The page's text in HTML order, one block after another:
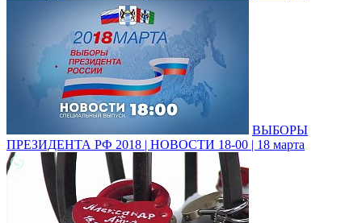
ВЫБОРЫ
ПРЕЗИДЕНТА РФ 2018 | НОВОСТИ 18-00 | 18 марта